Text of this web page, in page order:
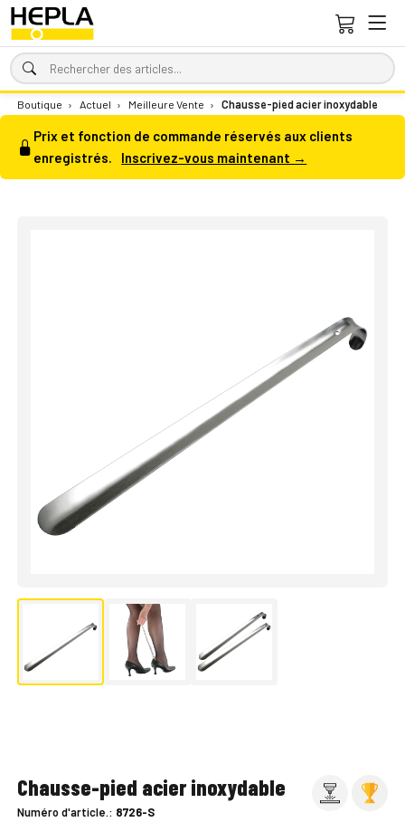
Boutique › Actuel › Meilleure Vente › Chausse-pied acier inoxydable
Prix et fonction de commande réservés aux clients
enregistrés.
Inscrivez-vous maintenant →
Chausse-pied acier inoxydable
Numéro d'article.: 8726-S